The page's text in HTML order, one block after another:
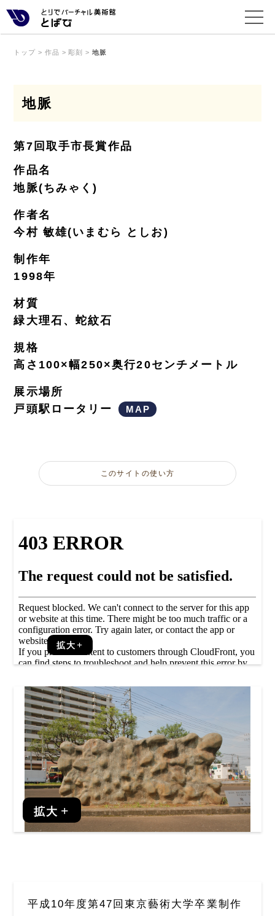
トップ > 作品 > 彫刻 > 地脈
地脈
第7回取手市長賞作品
作品名
地脈(ちみゃく)
作者名
今村 敏雄(いまむら としお)
制作年
1998年
材質
緑大理石、蛇紋石
規格
高さ100×幅250×奥行20センチメートル
展示場所
戸頭駅ロータリー
MAP
このサイトの使い方
拡大
拡大
平成10年度第47回東京藝術大学卒業制作